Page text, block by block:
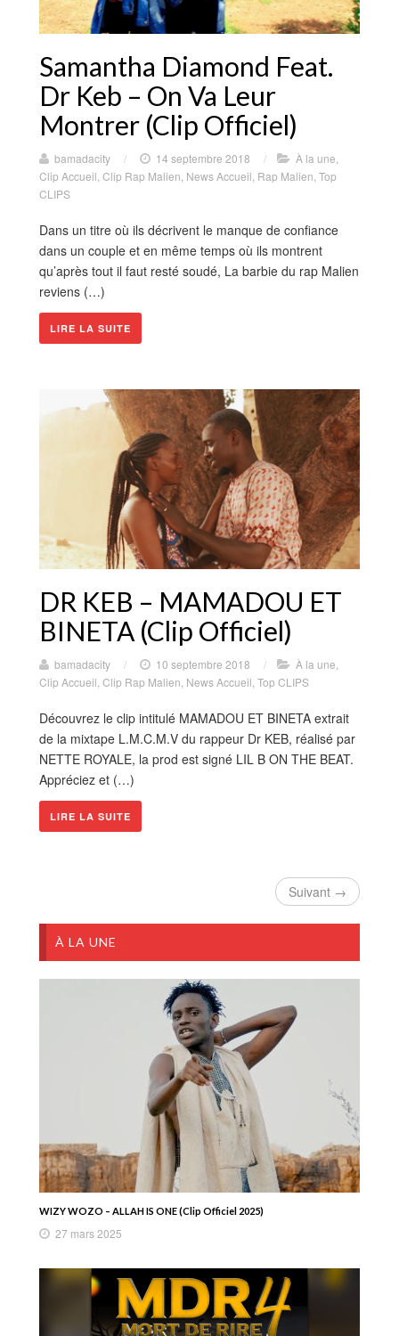
Samantha Diamond Feat.
Dr Keb – On Va Leur
Montrer (Clip Officiel)
bamadacity / 14 septembre 2018 / À la une
Clip Accueil Clip Rap Malien News Accueil Rap Malien Top
CLIPS
Dans un titre où ils décrivent le manque de confiance
dans un couple et en même temps où ils montrent
qu’après tout il faut resté soudé, La barbie du rap Malien
reviens (…)
LIRE LA SUITE
DR KEB – MAMADOU ET
BINETA (Clip Officiel)
bamadacity / 10 septembre 2018 / À la une,
Clip Accueil,Clip Rap Malien, News Accueil,Top CLIPS
Découvrez le clip intitulé MAMADOU ET BINETA extrait
de la mixtape L.M.C.M.V du rappeur Dr KEB, réalisé par
NETTE ROYALE, la prod est signé LIL B ON THE BEAT.
Appréciez et (…)
LIRE LA SUITE
Suivant →
À LA UNE
WIZY WOZO – ALLAH IS ONE (Clip Officiel 2025)
27 mars 2025